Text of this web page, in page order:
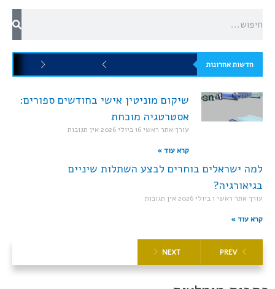
חדשות אחרונות
שיקום מוניטין אישי בחודשים ספורים:
אסטרטגיה מוכחת
עורך אתר ראשי16 ביולי 2026 אין תגובות
קרא עוד »
למה ישראלים בוחרים לבצע השתלות שיניים
בגיאורגיה?
עורך אתר ראשי 1 ביולי 2026 אין תגובות
קרא עוד »
PREV
NEXT